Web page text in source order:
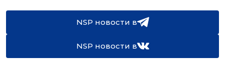
NSP новости в
NSP новости в